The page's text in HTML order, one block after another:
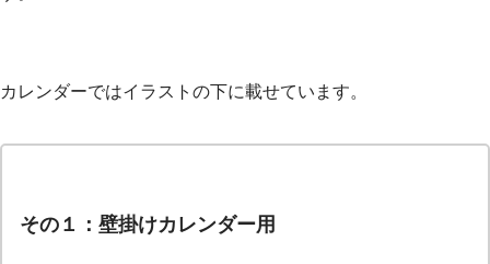
カレンダーではイラストの下に載せています。
その１：壁掛けカレンダー用